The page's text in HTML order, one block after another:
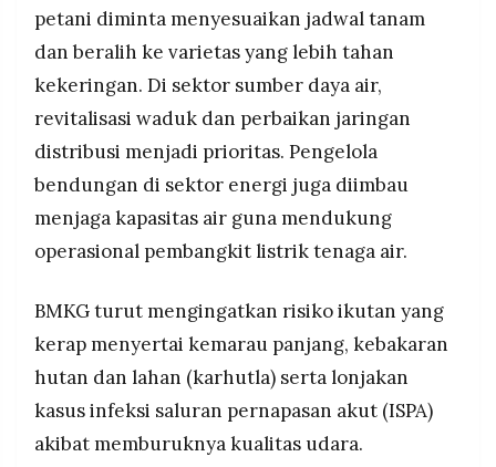
petani diminta menyesuaikan jadwal tanam
dan beralih ke varietas yang lebih tahan
kekeringan. Di sektor sumber daya air,
revitalisasi waduk dan perbaikan jaringan
distribusi menjadi prioritas. Pengelola
bendungan di sektor energi juga diimbau
menjaga kapasitas air guna mendukung
operasional pembangkit listrik tenaga air.
BMKG turut mengingatkan risiko ikutan yang
kerap menyertai kemarau panjang, kebakaran
hutan dan lahan (karhutla) serta lonjakan
kasus infeksi saluran pernapasan akut (ISPA)
akibat memburuknya kualitas udara.